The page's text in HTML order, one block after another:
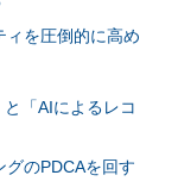
を圧倒的に高め
「AIによるレコ
のPDCAを回す